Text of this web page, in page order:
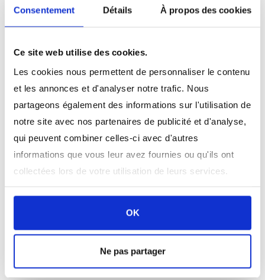
Consentement Détails À propos des cookies
Ce site web utilise des cookies.
Les cookies nous permettent de personnaliser le contenu
et les annonces et d'analyser notre trafic. Nous
partageons également des informations sur l'utilisation de
notre site avec nos partenaires de publicité et d'analyse,
qui peuvent combiner celles-ci avec d'autres
informations que vous leur avez fournies ou qu'ils ont
collectées lors de votre utilisation de leurs services.
OK
Ne pas partager
Etiquetage et numérotation murale à hauteur
Nom des produits, matières actives ainsi que
leur mode d'application sur le rapport
d'intervention
Rapports d'interventions conforme au cahier
des charges
FDS et FT disponibles sur demande
Garantie annuelle :
rongeurs, nous vous proposons une garantie annuelle de
12 mois. Cette garantie assure une protection
ininterrompue contre les infestations de rongeurs tout
au long de l’année.